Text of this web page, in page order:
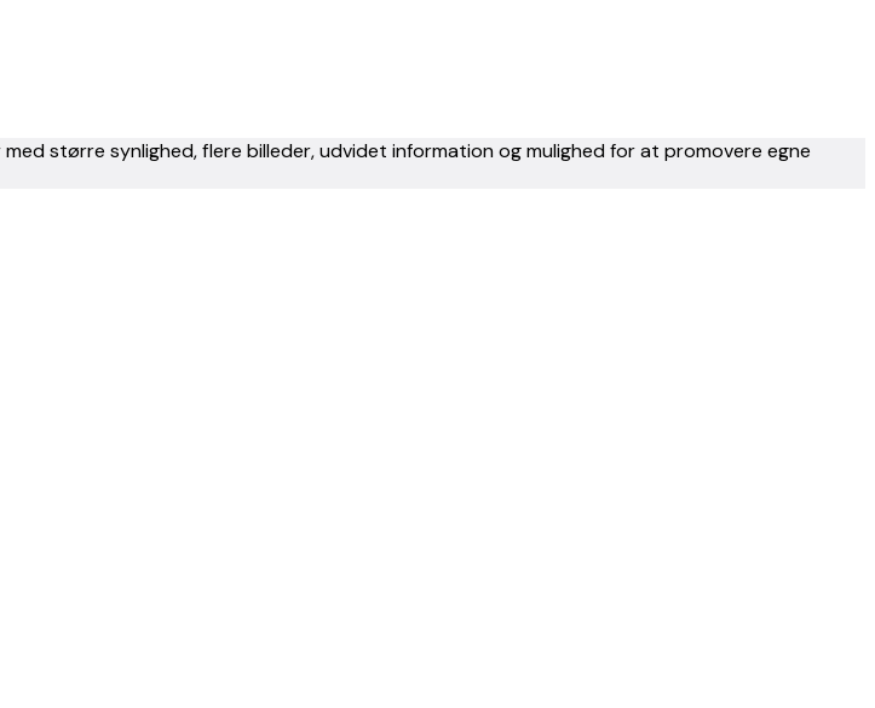
større synlighed, flere billeder, udvidet information og mulighed for at promovere egne